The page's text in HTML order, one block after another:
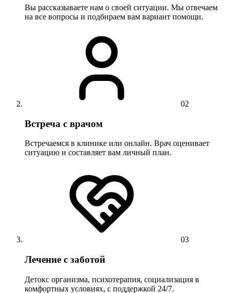
Вы рассказываете нам о своей ситуации. Мы отвечаем
на все вопросы и подбираем вам вариант помощи.
02
Встреча с врачом
Встречаемся в клинике или онлайн. Врач оценивает
ситуацию и составляет вам личный план.
03
Лечение с заботой
Детокс организма, психотерапия, социализация в
комфортных условиях, с поддержкой 24/7.